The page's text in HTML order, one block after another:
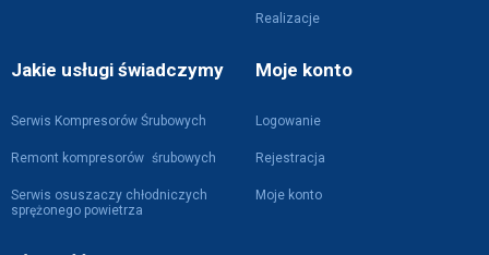
Realizacje
Jakie usługi świadczymy
Serwis Kompresorów Śrubowych
Remont kompresorów śrubowych
Serwis osuszaczy chłodniczych
sprężonego powietrza
Moje konto
Logowanie
Rejestracja
Moje konto